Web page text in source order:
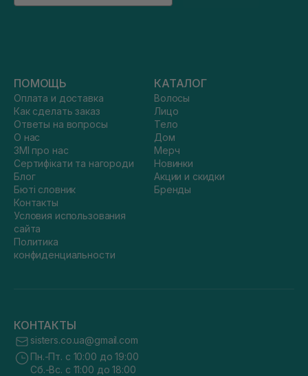
ПОМОЩЬ
Оплата и доставка
Как сделать заказ
Ответы на вопросы
О нас
ЗМІ про нас
Сертифікати та нагороди
Блог
Бюті словник
Контакты
Условия использования
сайта
Политика
конфиденциальности
КАТАЛОГ
Волосы
Лицо
Тело
Дом
Мерч
Новинки
Акции и скидки
Бренды
КОНТАКТЫ
sisters.co.ua@gmail.com
Пн.-Пт. с 10:00 до 19:00
Сб.-Вс. с 11:00 до 18:00